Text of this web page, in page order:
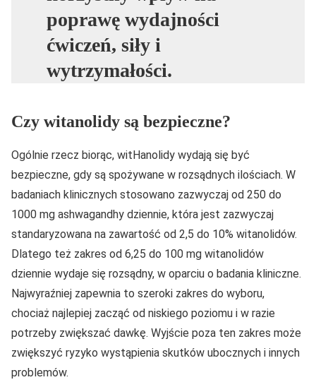
poprawę wydajności
ćwiczeń, siły i
wytrzymałości.
Czy witanolidy są bezpieczne?
Ogólnie rzecz biorąc, witHanolidy wydają się być
bezpieczne, gdy są spożywane w rozsądnych ilościach. W
badaniach klinicznych stosowano zazwyczaj od 250 do
1000 mg ashwagandhy dziennie, która jest zazwyczaj
standaryzowana na zawartość od 2,5 do 10% witanolidów.
Dlatego też zakres od 6,25 do 100 mg witanolidów
dziennie wydaje się rozsądny, w oparciu o badania kliniczne.
Najwyraźniej zapewnia to szeroki zakres do wyboru,
chociaż najlepiej zacząć od niskiego poziomu i w razie
potrzeby zwiększać dawkę. Wyjście poza ten zakres może
zwiększyć ryzyko wystąpienia skutków ubocznych i innych
problemów.